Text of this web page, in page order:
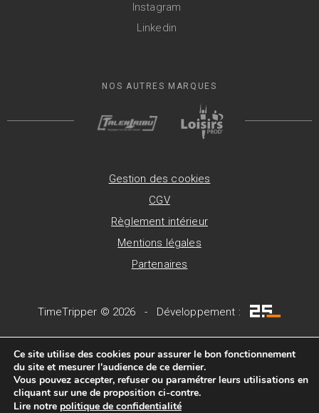
Instagram
Linkedin
NOS AUTRES MARQUES
Gestion des cookies
CGV
Règlement intérieur
Mentions légales
Partenaires
TimeTripper © 2026 - Développement :
Ce site utilise des cookies pour assurer le bon fonctionnement
du site et mesurer l'audience de ce dernier.
Vous pouvez accepter, refuser ou paramétrer leurs utilisations en
cliquant sur une de proposition ci-contre.
Lire notre politique de confidentialité